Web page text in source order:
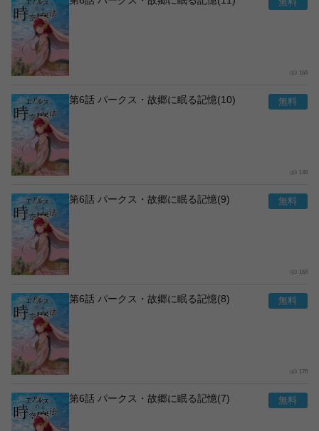
168
第6話 パークス・故郷に眠る記憶(10)
148
第6話 パークス・故郷に眠る記憶(9)
163
第6話 パークス・故郷に眠る記憶(8)
178
第6話 パークス・故郷に眠る記憶(7)